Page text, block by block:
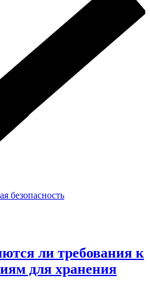
безопасность
ли требования к
для хранения